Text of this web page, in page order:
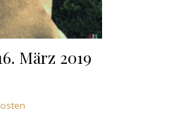
März 2019